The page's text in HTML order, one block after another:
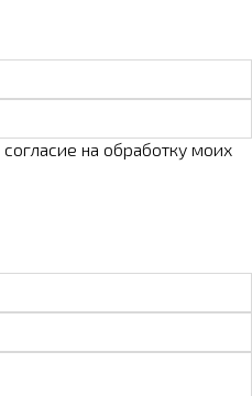
согласие на обработку моих